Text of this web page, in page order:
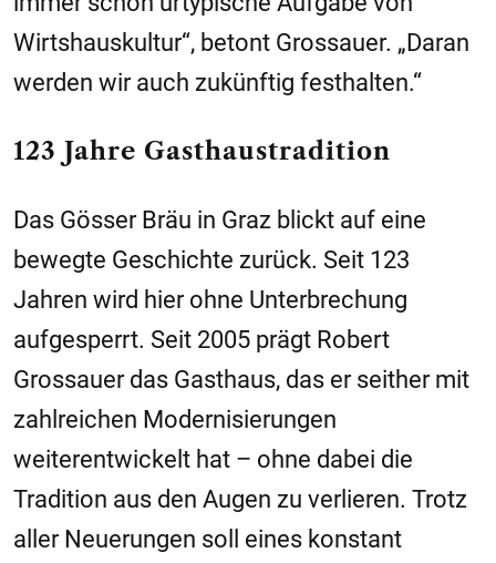
Wirtshauskultur“, betont Grossauer. „Daran
werden wir auch zukünftig festhalten.“
123 Jahre Gasthaustradition
Das Gösser Bräu in Graz blickt auf eine
bewegte Geschichte zurück. Seit 123
Jahren wird hier ohne Unterbrechung
aufgesperrt. Seit 2005 prägt Robert
Grossauer das Gasthaus, das er seither mit
zahlreichen Modernisierungen
weiterentwickelt hat – ohne dabei die
Tradition aus den Augen zu verlieren. Trotz
aller Neuerungen soll eines konstant